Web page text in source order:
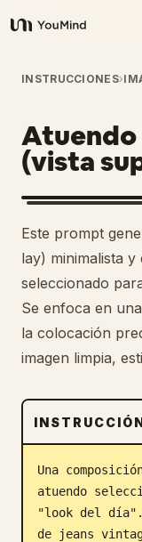
YouMind
Resumen
Casos de uso
Habilidades
Prompts
Precios
Descargar
Blog
Actualizaciones
INSTRUCCIONES›
Atuendo
(vista
Este prompt
lay) minimalista
seleccionado
Se enfoca en
la colocación
imagen limpia,
Una
atuendo
"look del día".
de jeans